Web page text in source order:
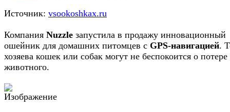
Источник: vsookoshkax.ru
Компания Nuzzle запустила в продажу инновационный
ошейник для домашних питомцев с GPS-навигацией.
хозяева кошек или собак могут не беспокоится о потере
животного.